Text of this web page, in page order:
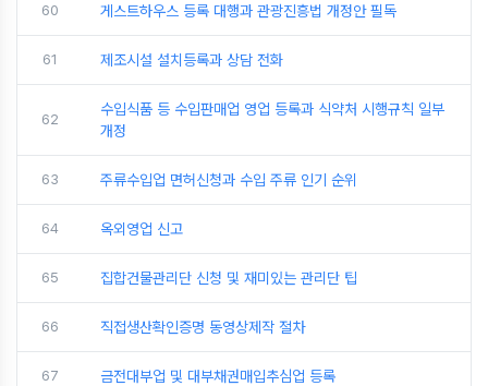
60 게스트하우스 등록 대행과 관광진흥법 개정안 필독
61 제조시설 설치등록과 상담 전화
62
수입식품 등 수입판매업 영업 등록과 식약처 시행규칙 일부
개정
63 주류수입업 면허신청과 수입 주류 인기 순위
64 옥외영업 신고
65 집합건물관리단 신청 및 재미있는 관리단 팁
66 직접생산확인증명 동영상제작 절차
67 금전대부업 및 대부채권매입추심업 등록